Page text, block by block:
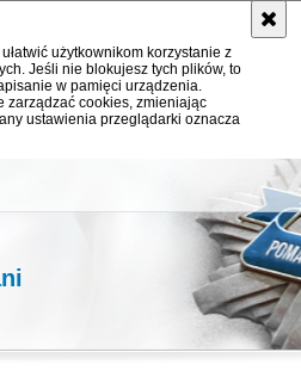
użytkownikom korzystanie z
Jeśli nie blokujesz tych plików, to
w pamięci urządzenia.
zarządzać cookies, zmieniając
ustawienia przeglądarki oznacza